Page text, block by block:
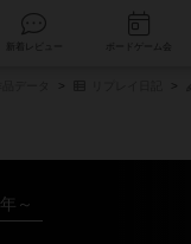
～